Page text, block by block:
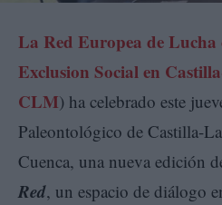
La Red Europea de
Exclusion Social en
CLM) ha celebrado este
Paleontológico de Castilla-
Cuenca, una nueva edición
Red, un espacio de diálogo